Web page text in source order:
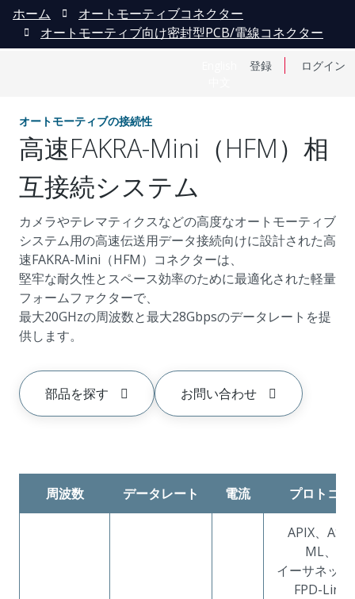
登録 ログイン
ホーム
オートモーティブコネクター
オートモーティブ向け密封型PCB/電線コネクター
オートモーティブの接続性
高速FAKRA-Mini（HFM）相
互接続システム
カメラやテレマティクスなどの高度なオートモーティブ
システム用の高速伝送用データ接続向けに設計された高
速FAKRA-Mini（HFM）コネクターは、
堅牢な耐久性とスペース効率のために最適化された軽量
フォームファクターで、
最大20GHzの周波数と最大28Gbpsのデータレートを提
供します。
部品を探す お問い合わせ
周波数 データレート 電流 プロトコル
APIX、ASA-
ML、
イーサネッ
FPD-Link